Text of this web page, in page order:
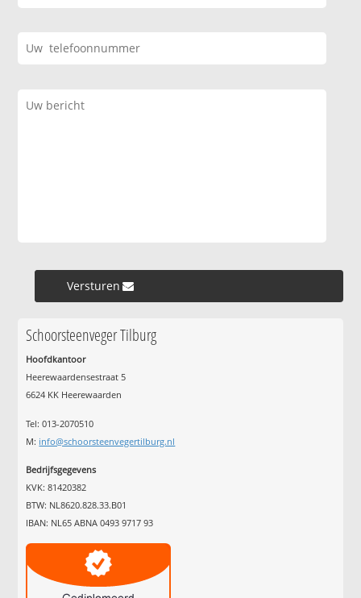
Versturen »
Schoorsteenveger Tilburg
Hoofdkantoor
Heerewaardensestraat 5
6624 KK Heerewaarden
Tel: 013-2070510
M: info@schoorsteenvegertilburg.nl
Bedrijfsgegevens
KVK: 81420382
BTW: NL8620.828.33.B01
IBAN: NL65 ABNA 0493 9717 93